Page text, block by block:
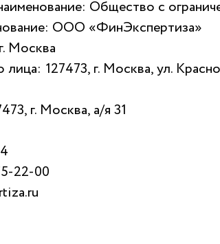
Общество с
ООО «ФинЭкспертиза»
Москва
127473, г. Москва, ул.
г. Москва, а/я 31
22-00